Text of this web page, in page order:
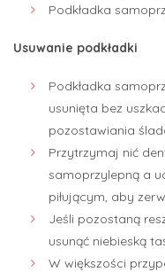
Podkładka
Usuwanie podkładki
Podkładka
usunięta bez
pozostawiania
Przytrzymaj nić
samoprzylepną a
piłującym, aby
Jeśli pozostaną
usunąć niebieską
W większości